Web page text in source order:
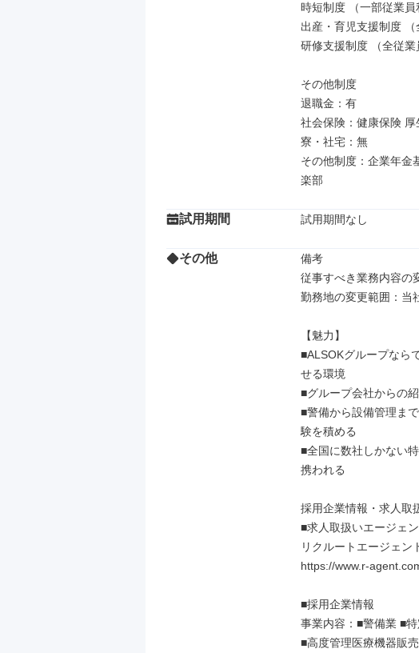
時短制度 （一部従業員
出産・育児支援制度 （
研修支援制度 （全従業
その他制度
退職金：有
社会保険：健康保険
寮・社宅：無
その他制度：企業年金
楽部
試用期間 試用期間なし
その他
備考
従事すべき業務内容の
勤務地の変更範囲：当
【魅力】
■ALSOKグループなら
せる環境
■グループ会社からの
■警備から設備管理ま
験を積める
■全国に数社しかない
携われる
採用企業情報・求人取
■求人取扱いエージェン
リクルートエージェン
https://www.r-
■採用企業情報
事業内容：■警備業 ■
■高度管理医療機器販